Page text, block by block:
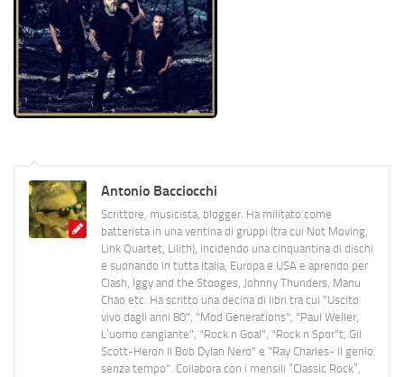
Antonio Bacciocchi
Scrittore, musicista, blogger. Ha militato come
batterista in una ventina di gruppi (tra cui Not Moving,
Link Quartet, Lilith), incidendo una cinquantina di dischi
e suonando in tutta Italia, Europa e USA e aprendo per
Clash, Iggy and the Stooges, Johnny Thunders, Manu
Chao etc. Ha scritto una decina di libri tra cui "Uscito
vivo dagli anni 80", "Mod Generations", "Paul Weller,
L’uomo cangiante", "Rock n Goal", "Rock n Spor"t, Gil
Scott-Heron Il Bob Dylan Nero" e "Ray Charles- Il genio
senza tempo". Collabora con i mensili “Classic Rock”,